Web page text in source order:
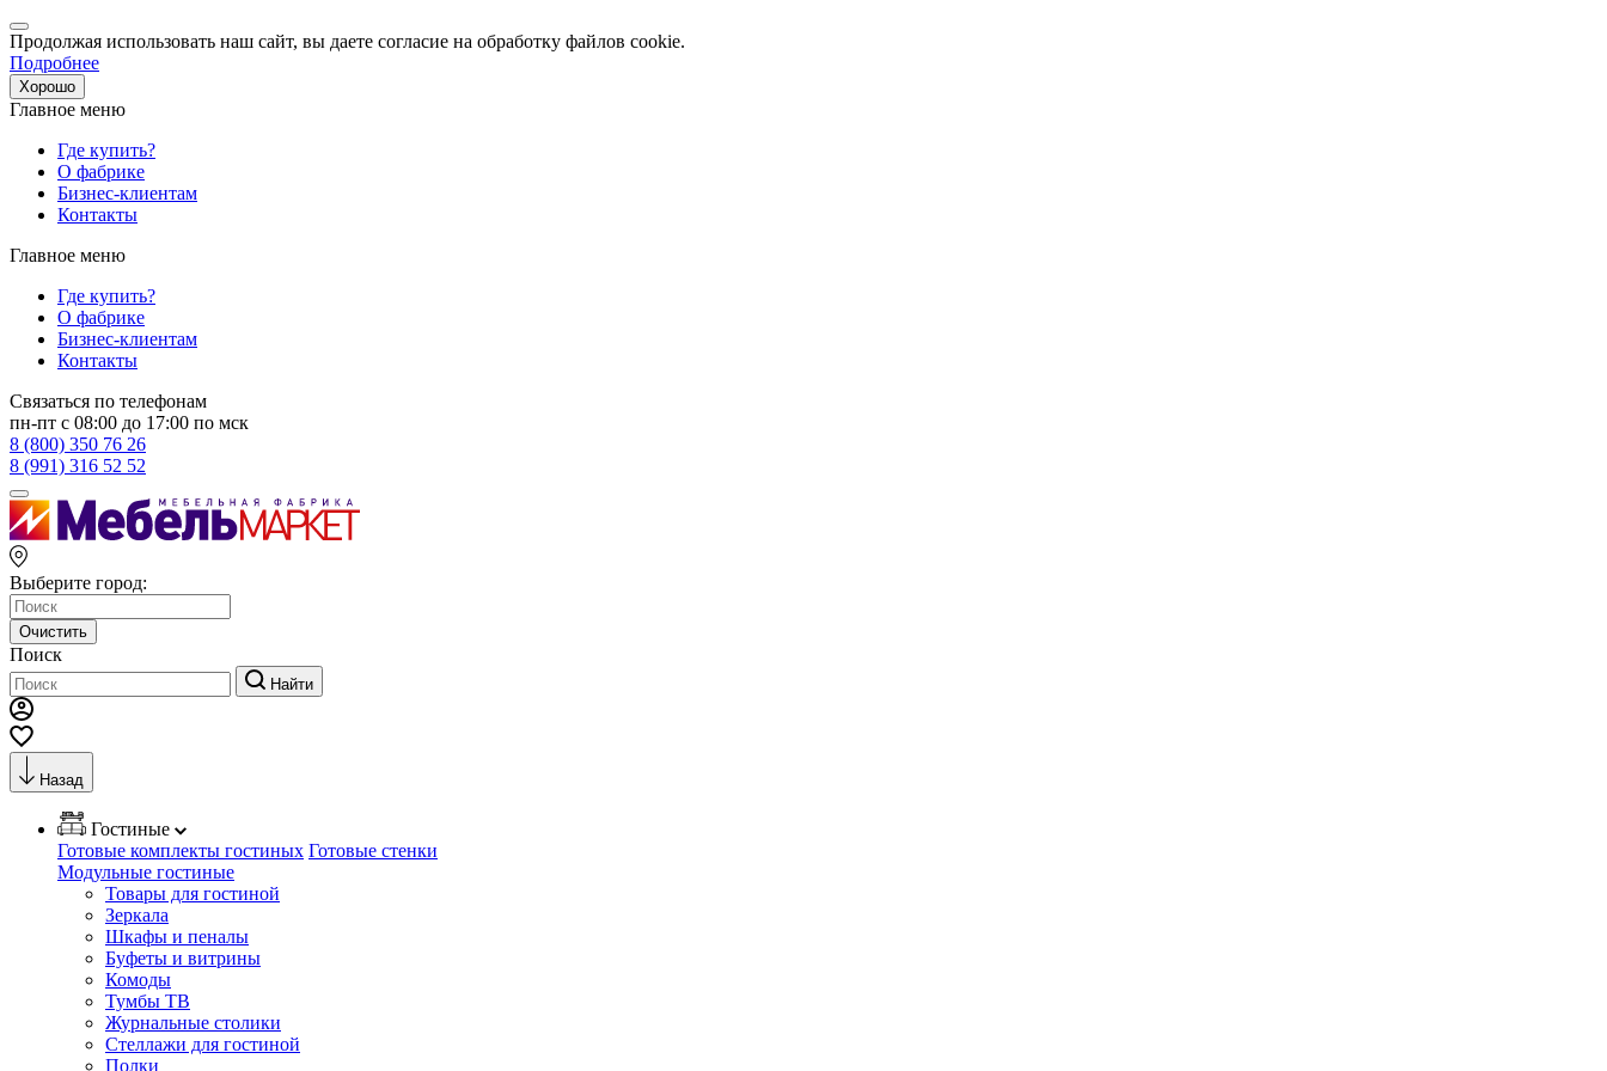
Продолжая использовать наш сайт, вы даете согласие на обработку файлов cookie.
Подробнее
Хорошо
Главное меню
Где купить?
О фабрике
Бизнес-клиентам
Контакты
Главное меню
Где купить?
О фабрике
Бизнес-клиентам
Контакты
Связаться по телефонам
пн-пт с 08:00 до 17:00 по мск
8 (800) 350 76 26
8 (991) 316 52 52
Выберите город:
Очистить
Поиск
Найти
Назад
Гостиные
Готовые комплекты гостиных Готовые стенки
Модульные гостиные
Товары для гостиной
Зеркала
Шкафы и пеналы
Буфеты и витрины
Комоды
Тумбы ТВ
Журнальные столики
Стеллажи для гостиной
Полки